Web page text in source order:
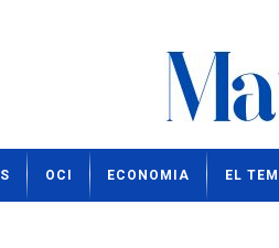
OCI ECONOMIA EL